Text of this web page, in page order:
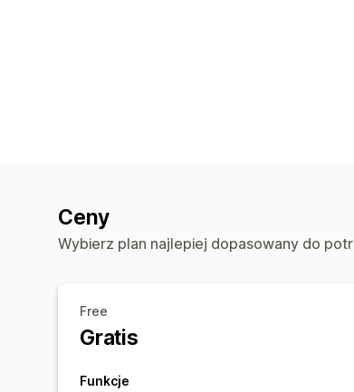
Ceny
Wybierz plan najlepiej dopasowany do
Free
Gratis
Funkcje